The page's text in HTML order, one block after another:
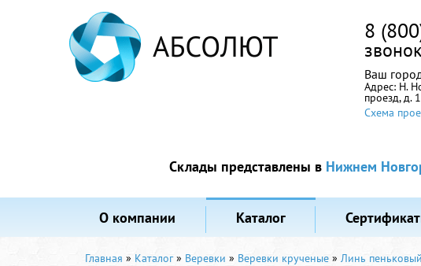
8
Ваш
Адрес: Н.
проезд, д.
Схема
Склады представлены в Нижнем
О компании Каталог
Главная » Каталог» Веревки » Веревки крученые » Линь пеньковый